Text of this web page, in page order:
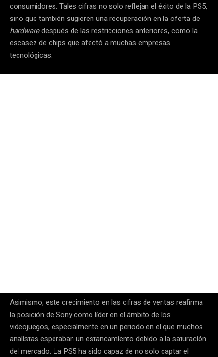
consumidores. Tales cifras no solo reflejan el éxito de la PS5,
sino que también sugieren una recuperación en la oferta de
hardwaredespués de las restricciones anteriores, como la
escasez de chips que afectó a muchas empresas
tecnológicas.
Asimismo, este crecimiento en las cifras de ventas reafirma
la posición de Sony como líder en el ámbito de los
videojuegos, especialmente en un periodo en el que muchos
analistas esperaban un estancamiento debido a la saturación
del mercado. La PS5 ha sido capaz de no solo captar el